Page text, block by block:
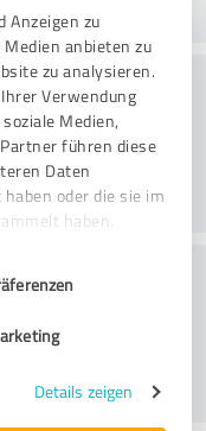
Anzeigen zu
anbieten zu
zu analysieren.
Verwendung
Medien,
führen diese
Daten
oder die sie im
haben.
Details zeigen